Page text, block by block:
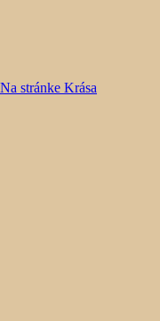
stránke Krása